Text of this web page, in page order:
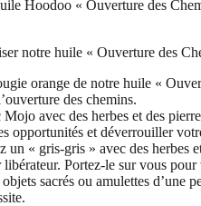
Hoodoo « Ouverture des
notre huile « Ouverture des
orange de notre huile «
des chemins.
avec des herbes et des
opportunités et déverrouiller
« gris-gris » avec des herbes
Portez-le sur vous
sacrés ou amulettes d’une